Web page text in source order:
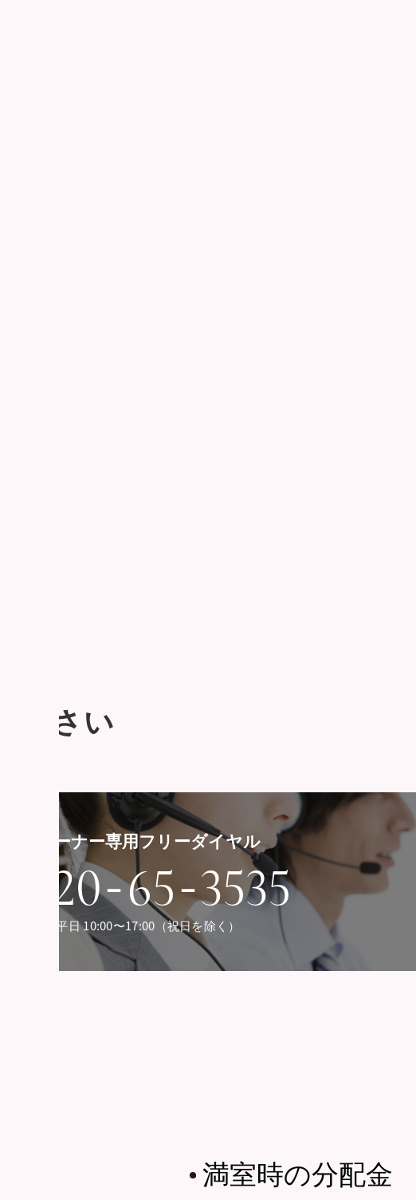
ださい
オーナー専用フリーダイヤル
0120-65-3535
平日 10:00〜17:00（祝日を除く）
・満室時の分配金